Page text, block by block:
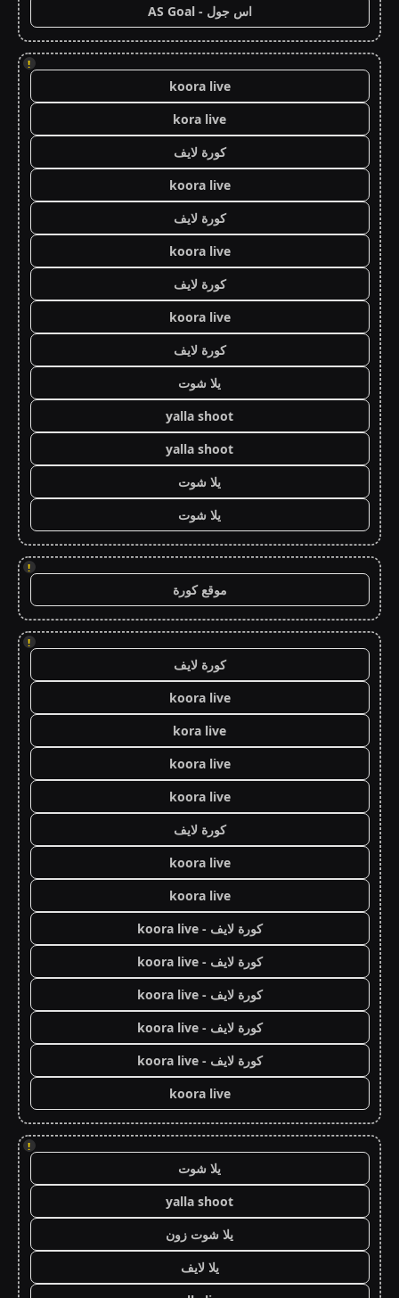
اس جول - AS Goal
!
koora live
kora live
كورة لايف
koora live
كورة لايف
koora live
كورة لايف
koora live
كورة لايف
يلا شوت
yalla shoot
yalla shoot
يلا شوت
يلا شوت
!
موقع كورة
!
كورة لايف
koora live
kora live
koora live
koora live
كورة لايف
koora live
koora live
كورة لايف - koora live
كورة لايف - koora live
كورة لايف - koora live
كورة لايف - koora live
كورة لايف - koora live
koora live
!
يلا شوت
yalla shoot
يلا شوت زون
يلا لايف